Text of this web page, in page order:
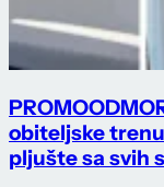
PROMO
obiteljske
pljušte sa svih